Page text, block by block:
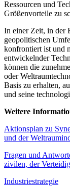
Ressourcen und
Größenvorteile zu
In einer Zeit, in der
geopolitischen
konfrontiert ist und
entwickelnder
können die
oder
Basis zu erhalten,
und seine
Weitere
Aktionsplan zu
und der
Fragen und
zivilen, der
Industriestrategie